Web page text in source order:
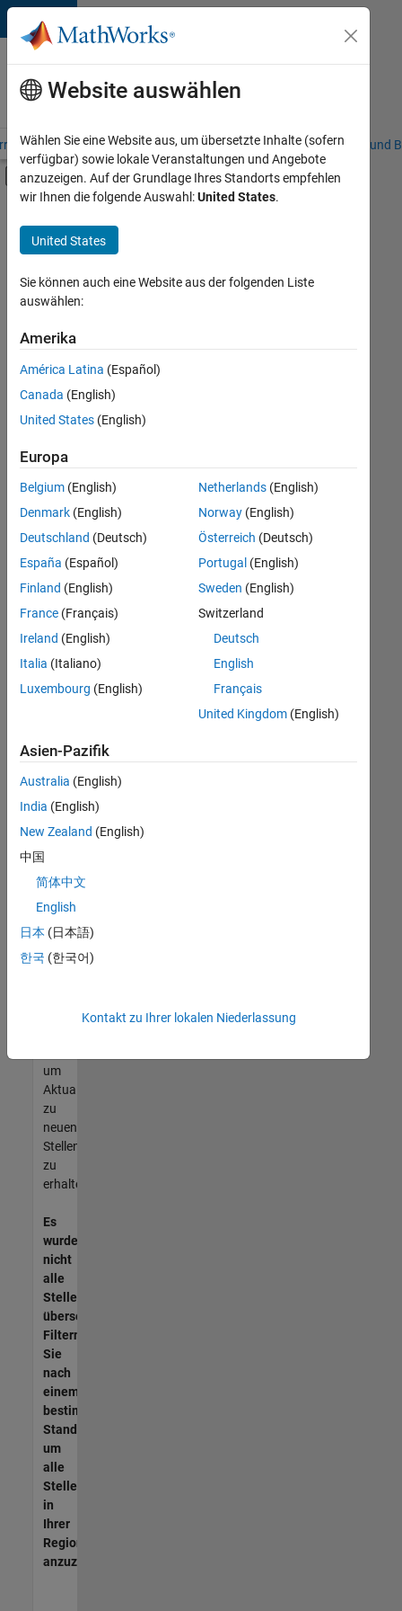
Weiter zum Inhalt
Karriere
bei
MathWorks
– Übersicht Stellensuche Niederlassungen Studierende und
Umschaltung für Off-Canvas-
Hauptinhalt
Praktika
Inside Sales
Sales Operations
Marketing Communications
Marketing Services
Business Model Team
Finance and Operations
Human Resources
+7
Derzeit
es
keine
offenen
Stellen,
Ihren
Suchkriterien
entsprechen.
können
die
Suchkriterien
weiter
fassen
oder
alle
Stellenangebote
anzeigen .
noch
keine
offenen
Stellen
können,
die
Ihren
entsprechen,
werden
unseres
um
Aktualisierungen
zu
neuen
Stellenangeboten
zu
erhalten.
Es
wurden
nicht
alle
Stellen
übersetzt.
Filtern
Sie
nach
einem
bestimmten
Standort,
um
alle
Stellenangebote
in
Ihrer
Region
anzuzeigen.
Website auswählen
Wählen Sie eine Website aus, um übersetzte Inhalte (sofern
verfügbar) sowie lokale Veranstaltungen und Angebote
anzuzeigen. Auf der Grundlage Ihres Standorts empfehlen
wir Ihnen die folgende Auswahl:United States.
United States
Sie können auch eine Website aus der folgenden Liste
auswählen:
Amerika
América Latina (Español)
Canada (English)
United States (English)
Europa
Belgium (English)
Denmark (English)
Deutschland (Deutsch)
España (Español)
Finland (English)
France (Français)
Ireland (English)
Italia (Italiano)
Luxembourg (English)
Netherlands(English)
Norway(English)
Österreich (Deutsch)
Portugal (English)
Sweden (English)
Switzerland
Deutsch
English
Français
United Kingdom(English)
Asien-Pazifik
Australia (English)
India (English)
New Zealand (English)
中国
简体中文
English
日本 (日本語)
한국 (한국어)
Kontakt zu Ihrer lokalen Niederlassung